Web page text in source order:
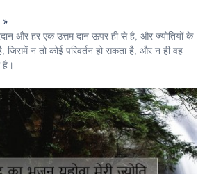
»
और हर एक उत्तम दान ऊपर ही से है, और ज्योतियों के
जिसमें न तो कोई परिवर्तन हो सकता है, और न ही वह
है।